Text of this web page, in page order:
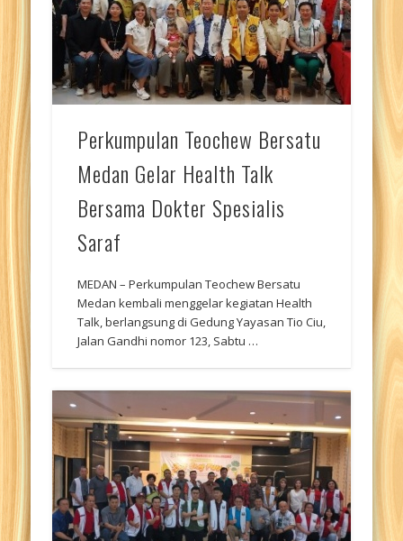
Perkumpulan Teochew Bersatu
Medan Gelar Health Talk
Bersama Dokter Spesialis
Saraf
MEDAN – Perkumpulan Teochew Bersatu
Medan kembali menggelar kegiatan Health
Talk, berlangsung di Gedung Yayasan Tio Ciu,
Jalan Gandhi nomor 123, Sabtu …